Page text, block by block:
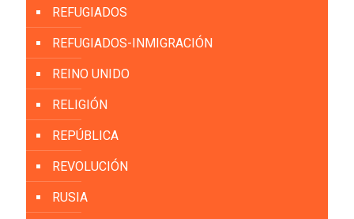
REFUGIADOS
REFUGIADOS-INMIGRACIÓN
REINO UNIDO
RELIGIÓN
REPÚBLICA
REVOLUCIÓN
RUSIA